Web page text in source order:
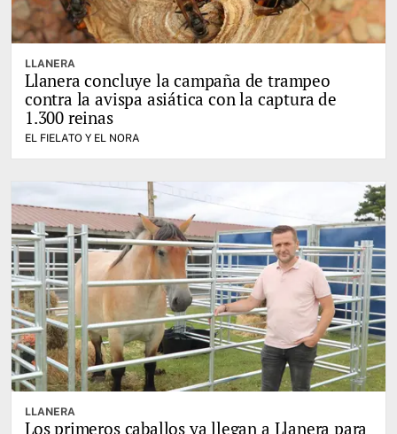
LLANERA
Llanera concluye la campaña de trampeo
contra la avispa asiática con la captura de
1.300 reinas
EL FIELATO Y EL NORA
LLANERA
Los primeros caballos ya llegan a Llanera para